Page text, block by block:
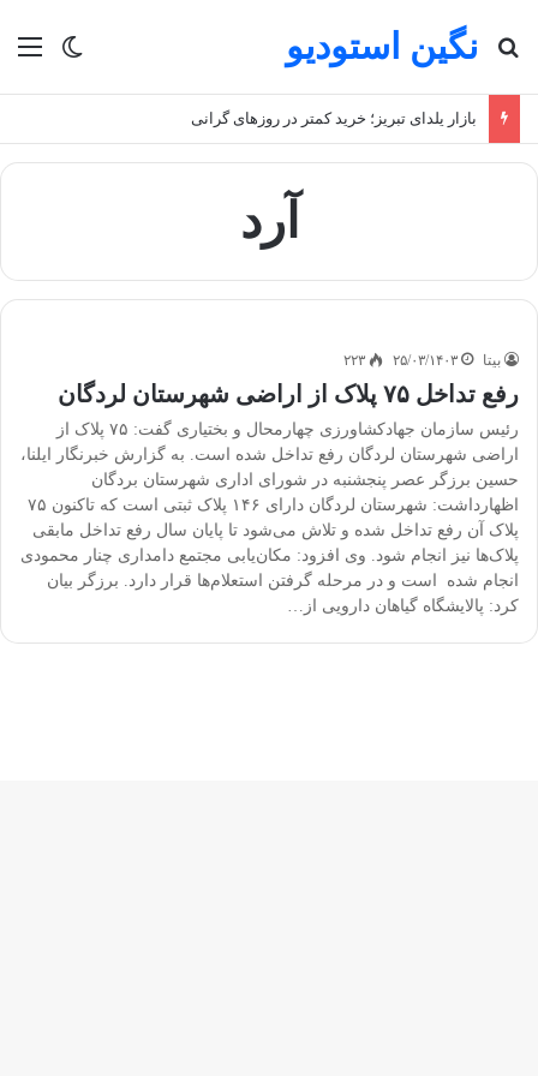
تغییر نگین استودیو
جستجو برای
بازار یلدای تبریز؛ خرید کمتر در روزهای گرانی
آرد
بیتا ۲۵/۰۳/۱۴۰۳ ۲۲۳
رفع تداخل ۷۵ پلاک از اراضی شهرستان لردگان
رئیس سازمان جهادکشاورزی چهارمحال و بختیاری گفت: ۷۵ پلاک از
اراضی شهرستان لردگان رفع تداخل شده است. به گزارش خبرنگار ایلنا،
حسین برزگر عصر پنجشنبه در شورای اداری شهرستان بردگان
اظهارداشت: شهرستان لردگان دارای ۱۴۶ پلاک ثبتی است که تاکنون ۷۵
پلاک آن رفع تداخل شده و تلاش می‌شود تا پایان سال رفع تداخل مابقی
پلاک‌ها نیز انجام شود. وی افزود: مکان‌یابی مجتمع دامداری چنار محمودی
انجام شده است و در مرحله گرفتن استعلام‌ها قرار دارد. برزگر بیان
کرد: پالایشگاه گیاهان دارویی از…